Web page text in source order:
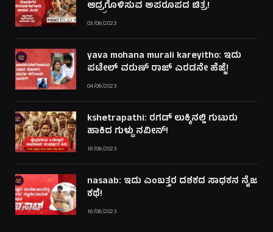
ಆದ್ರ್ರಗೊಳಿಸುವ ಅಪರೂಪದ ಚಿತ್ರ!
03/06/2023
yava mohana murali kareyitho: ಇದು
ಪಟೇಲ್ ವರುಣ್ ರಾಜ್ ಎರಡನೇ ಹೆಜ್ಜೆ!
04/06/2023
kshetrapathi: ರಗಡ್ ಲುಕ್ಕಿನಲ್ಲಿ ಗುಟುರು
ಹಾಕಿದ ಗುಳ್ಟು ನವೀನ್!
18/06/2023
nasaab: ಇದು ಎಂಬತ್ತರ ದಶಕದ ಸಾಧಕನ ನೈಜ
ಕಥೆ!
18/06/2023